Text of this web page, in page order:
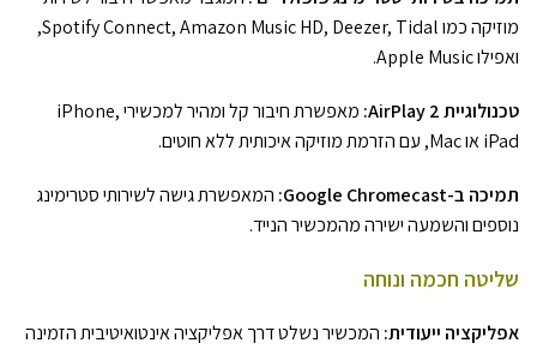
מוזיקה כמו Spotify Connect, Amazon Music HD, Deezer, Tidal,
ואפילו Apple Music.
טכנולוגיית AirPlay 2:
מאפשרת חיבור קל ומהיר למכשירי iPhone,
iPad או Mac, עם הזרמת מוזיקה איכותית ללא חוטים.
תמיכה ב-Google Chromecast:
המאפשרת גישה לשירותי סטרימינג
נוספים והשמעה ישירה מהמכשיר הנייד.
שליטה חכמה ונוחה
אפליקציה ייעודית: המכשיר נשלט דרך אפליקציה אינטואיטיבית הזמינה